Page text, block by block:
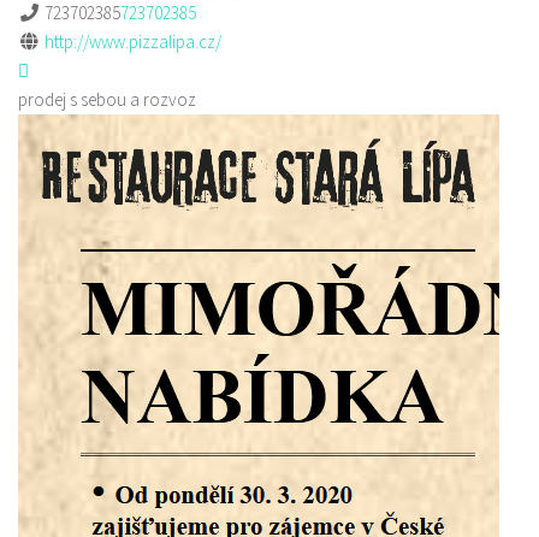
723702385723702385
http://www.pizzalipa.cz/
prodej s sebou a rozvoz